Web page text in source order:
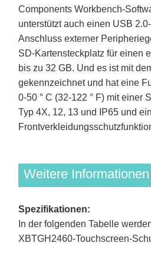
Components Workbench-
unterstützt auch einen USB
Anschluss externer
SD-Kartensteckplatz für einen
bis zu 32 GB. Und es ist mit
gekennzeichnet und hat eine
0-50 ° C (32-122 ° F) mit einer
Typ 4X, 12, 13 und IP65 und
Weitere
Spezifikationen:
In der folgenden Tabelle
XBTGH2460-Touchscreen-